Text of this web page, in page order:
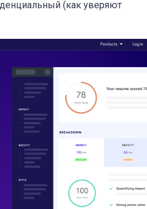
(как уверяют